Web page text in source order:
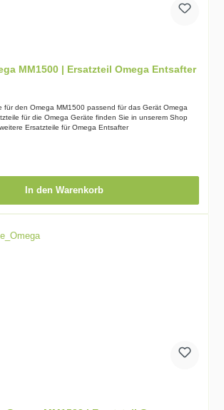
MM1500 | Ersatzteil Omega Entsafter
für den Omega MM1500 passend für das Gerät Omega
für die Omega Geräte finden Sie in unserem Shop
Ersatzteile für Omega Entsafter
In den Warenkorb